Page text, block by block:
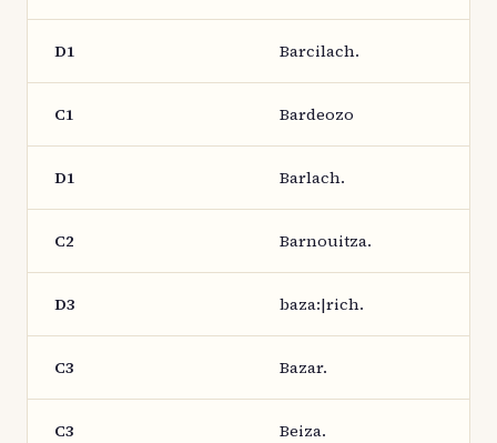
D1 Barcilach.
C1 Bardeozo
D1 Barlach.
C2 Barnouitza.
D3 baza:|rich.
C3 Bazar.
C3 Beiza.